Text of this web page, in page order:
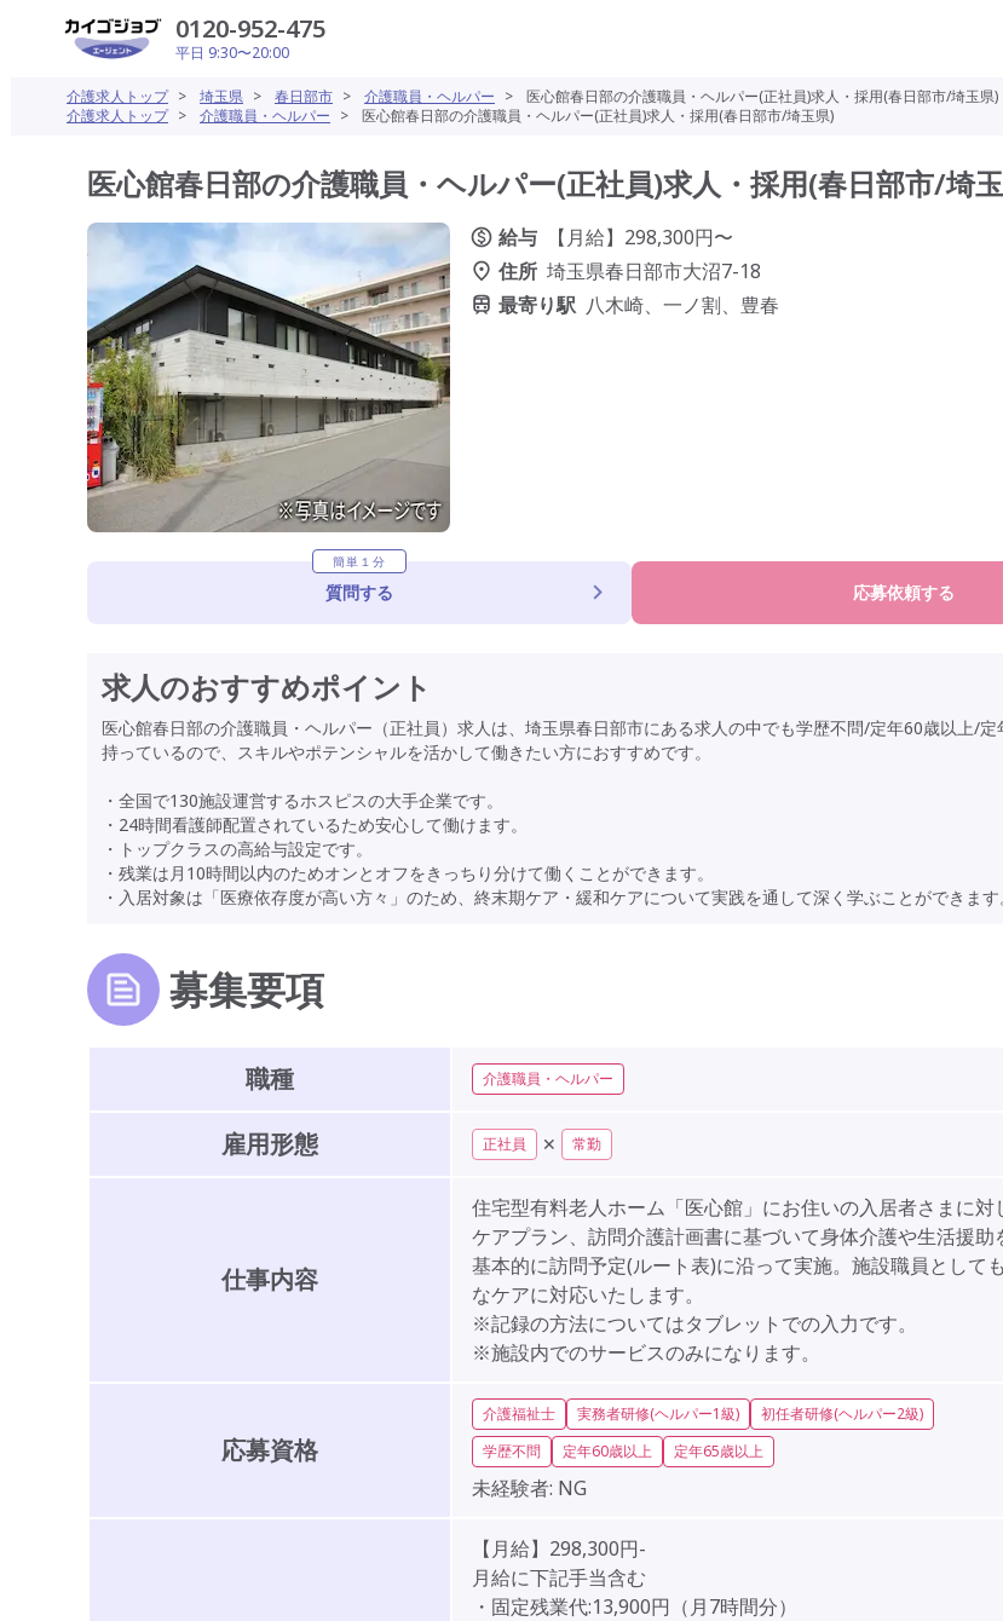
0120-952-475
平日 9:30〜20:00
介護求人トップ > 埼玉県 > 春日部市 > 介護職員・ヘルパー >
医心館春日部の介護職員・ヘルパー(正社員)求人・採用(春日部市/埼玉県)
介護求人トップ > 介護職員・ヘルパー > 医心館春日部の介護職員・ヘルパー(正社員)求人・採用(春日部市/埼玉県)
医心館春日部の介護職員・ヘルパー(正社員)求人・採用(春日部市/埼
給与
【月給】298,300円〜
住所 埼玉県春日部市大沼7-18
最寄り駅 八木崎、一ノ割、豊春
簡単１分
質問する 応募依頼する
求人のおすすめポイント
医心館春日部の介護職員・ヘルパー（正社員）求人は、埼玉県春日部市にある求人の中でも学歴不問/定年60歳以上/
持っているので、スキルやポテンシャルを活かして働きたい方におすすめです。
・全国で130施設運営するホスピスの大手企業です。
・24時間看護師配置されているため安心して働けます。
・トップクラスの高給与設定です。
・残業は月10時間以内のためオンとオフをきっちり分けて働くことができます。
・入居対象は「医療依存度が高い方々」のため、終末期ケア・緩和ケアについて実践を通して深く学ぶことができます
募集要項
職種 介護職員・ヘルパー
雇用形態 正社員 ✕ 常勤
仕事内容
住宅型有料老人ホーム「医心館」にお住いの入居者さまに対
ケアプラン、訪問介護計画書に基づいて身体介護や生活援助
基本的に訪問予定(ルート表)に沿って実施。施設職員として
なケアに対応いたします。
※記録の方法についてはタブレットでの入力です。
※施設内でのサービスのみになります。
応募資格
介護福祉士 実務者研修(ヘルパー1級)
初任者研修(ヘルパー2級)
学歴不問
定年60歳以上 定年65歳以上
未経験者: NG
【月給】298,300円-
月給に下記手当含む
・固定残業代:13,900円（月7時間分）